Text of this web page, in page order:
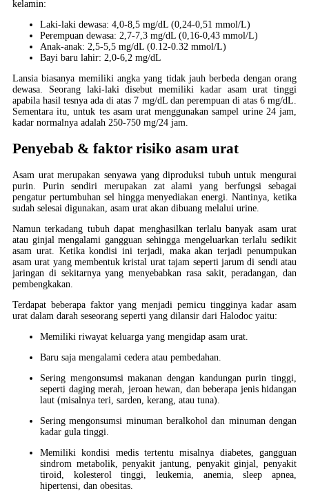
kelamin:
Laki-laki dewasa: 4,0-8,5 mg/dL (0,24-0,51 mmol/L)
Perempuan dewasa: 2,7-7,3 mg/dL (0,16-0,43 mmol/L)
Anak-anak: 2,5-5,5 mg/dL (0.12-0.32 mmol/L)
Bayi baru lahir: 2,0-6,2 mg/dL
Lansia biasanya memiliki angka yang tidak jauh berbeda dengan orang
dewasa. Seorang laki-laki disebut memiliki kadar asam urat tinggi
apabila hasil tesnya ada di atas 7 mg/dL dan perempuan di atas 6 mg/dL.
Sementara itu, untuk tes asam urat menggunakan sampel urine 24 jam,
kadar normalnya adalah 250-750 mg/24 jam.
Penyebab & faktor risiko asam urat
Asam urat merupakan senyawa yang diproduksi tubuh untuk mengurai
purin. Purin sendiri merupakan zat alami yang berfungsi sebagai
pengatur pertumbuhan sel hingga menyediakan energi. Nantinya, ketika
sudah selesai digunakan, asam urat akan dibuang melalui urine.
Namun terkadang tubuh dapat menghasilkan terlalu banyak asam urat
atau ginjal mengalami gangguan sehingga mengeluarkan terlalu sedikit
asam urat. Ketika kondisi ini terjadi, maka akan terjadi penumpukan
asam urat yang membentuk kristal urat tajam seperti jarum di sendi atau
jaringan di sekitarnya yang menyebabkan rasa sakit, peradangan, dan
pembengkakan.
Terdapat beberapa faktor yang menjadi pemicu tingginya kadar asam
urat dalam darah seseorang seperti yang dilansir dari Halodoc yaitu:
Memiliki riwayat keluarga yang mengidap asam urat.
Baru saja mengalami cedera atau pembedahan.
Sering mengonsumsi makanan dengan kandungan purin tinggi,
seperti daging merah, jeroan hewan, dan beberapa jenis hidangan
laut (misalnya teri, sarden, kerang, atau tuna).
Sering mengonsumsi minuman beralkohol dan minuman dengan
kadar gula tinggi.
Memiliki kondisi medis tertentu misalnya diabetes, gangguan
sindrom metabolik, penyakit jantung, penyakit ginjal, penyakit
tiroid, kolesterol tinggi, leukemia, anemia, sleep apnea,
hipertensi, dan obesitas.